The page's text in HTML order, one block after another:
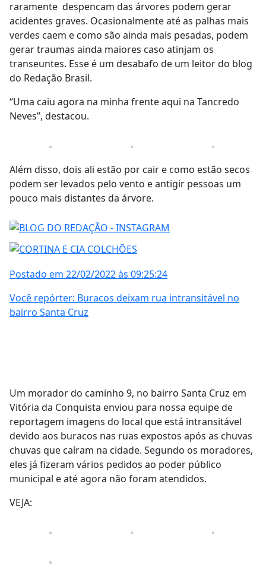
raramente despencam das árvores podem gerar
acidentes graves. Ocasionalmente até as palhas mais
verdes caem e como são ainda mais pesadas, podem
gerar traumas ainda maiores caso atinjam os
transeuntes. Esse é um desabafo de um leitor do blog
do Redação Brasil.
“Uma caiu agora na minha frente aqui na Tancredo
Neves”, destacou.
Além disso, dois ali estão por cair e como estão secos
podem ser levados pelo vento e antigir pessoas um
pouco mais distantes da árvore.
Postado em 22/02/2022 às 09:25:24
Você repórter: Buracos deixam rua intransitável no
bairro Santa Cruz
Um morador do caminho 9, no bairro Santa Cruz em
Vitória da Conquista enviou para nossa equipe de
reportagem imagens do local que está intransitável
devido aos buracos nas ruas expostos após as chuvas
chuvas que caíram na cidade. Segundo os moradores,
eles já fizeram vários pedidos ao poder público
municipal e até agora não foram atendidos.
VEJA: